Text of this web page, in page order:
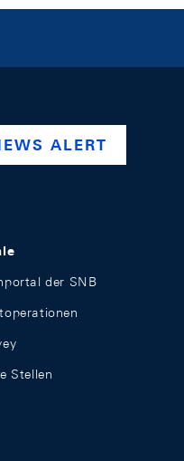
company/swiss-
ALERT
der SNB
Stellen